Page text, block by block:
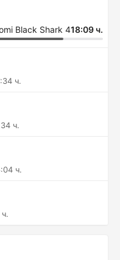
Black Shark 418:09 ч.
ч.
ч.
ч.
ч.